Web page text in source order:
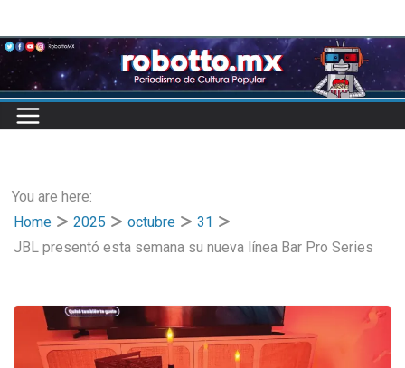
to
content
You are here:
Home
2025 octubre
31
JBL presentó esta semana su nueva línea Bar Pro Series